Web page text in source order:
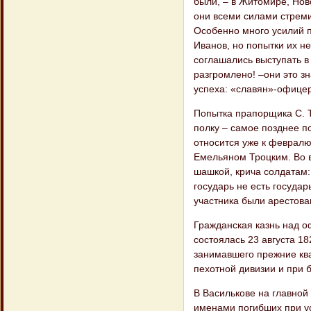
они всеми силами
Особенно много усилий
Иванов, но попытки их
соглашались выступать
разгромлено! –они это
успеха: «славян»-
Попытка прапорщика С.
полку – самое позднее
относится уже к
Емельяном Троцким. Во
шашкой, крича
государь не есть
участника были
Гражданская казнь над
состоялась 23 августа
занимавшего прежние
пехотной дивизии и при
В Василькове на
именами погибших при